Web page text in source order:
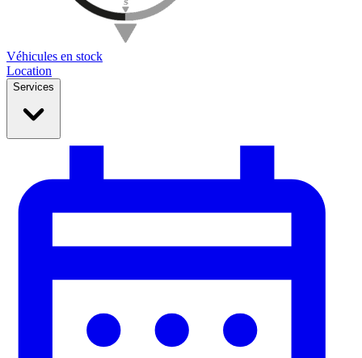
Véhicules en stock
Location
Services